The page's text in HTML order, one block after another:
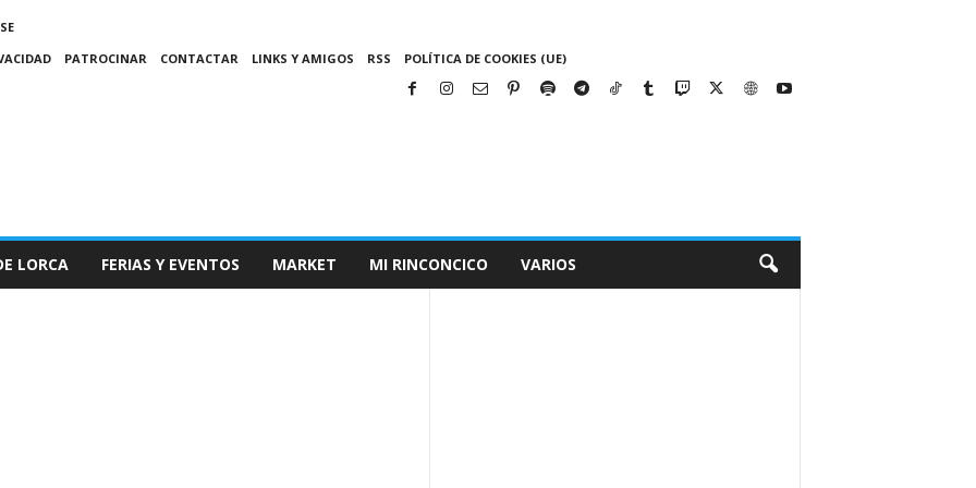
PATROCINAR CONTACTAR LINKS Y AMIGOS RSS POLÍTICA DE COOKIES (UE)
LORCA FERIAS Y EVENTOS MARKET MI RINCONCICO VARIOS